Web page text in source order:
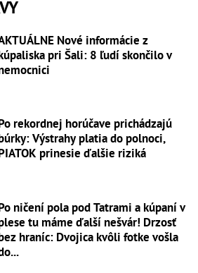
Nové informácie z
pri Šali: 8 ľudí skončilo v
rekordnej horúčave prichádzajú
Výstrahy platia do polnoci,
prinesie ďalšie riziká
ničení pola pod Tatrami a kúpaní v
tu máme ďalší nešvár! Drzosť
hraníc: Dvojica kvôli fotke vošla